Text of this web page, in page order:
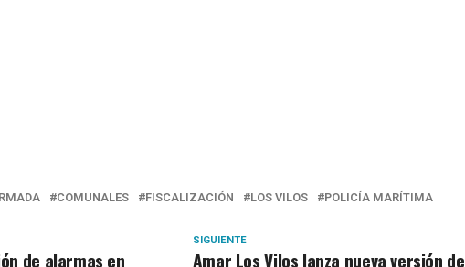
COMUNALES FISCALIZACIÓN LOS VILOS POLICÍA MARÍTIMA
SIGUIENTE
Amar Los Vilos lanza nueva versión de
de alarmas en